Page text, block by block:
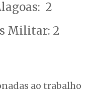
2
Militar: 2
ao trabalho